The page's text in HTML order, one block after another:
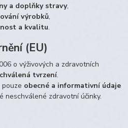
a doplňky stravy,
výrobků,
a kvalitu.
(EU)
o výživových a zdravotních
tvrzení.
obecné a informativní údaje
neschválené zdravotní účinky.